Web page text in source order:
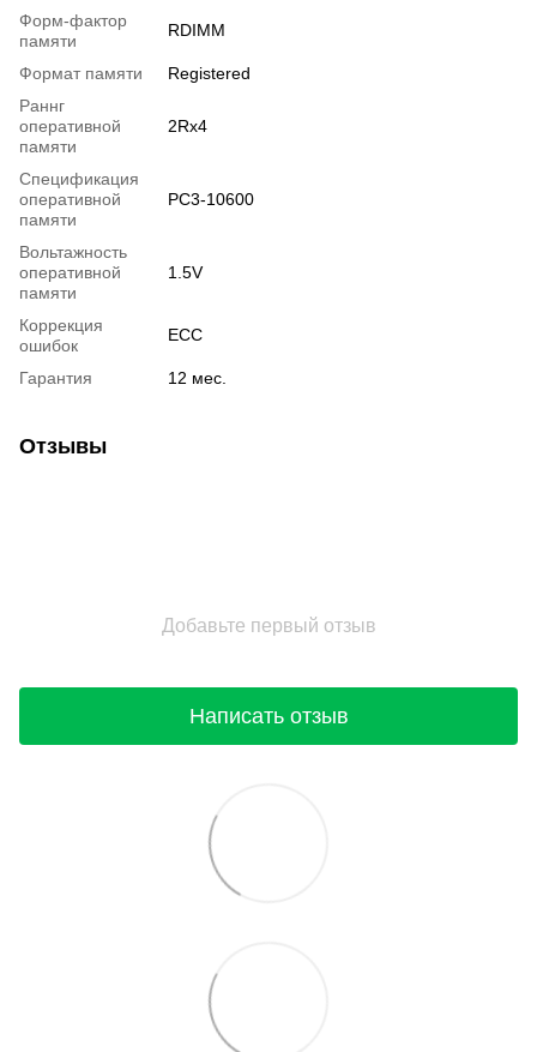
Форм-фактор
памяти
RDIMM
Формат памяти
Registered
Раннг
оперативной
памяти
2Rx4
Спецификация
оперативной
памяти
PC3-10600
Вольтажность
оперативной
памяти
1.5V
Коррекция
ошибок
ECC
Гарантия 12 мес.
Отзывы
Добавьте первый отзыв
Написать отзыв